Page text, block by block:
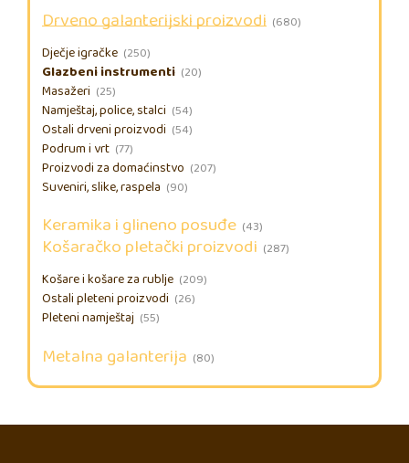
Drveno galanterijski proizvodi (680)
Dječje igračke (250)
Glazbeni instrumenti (20)
Masažeri (25)
Namještaj, police, stalci (54)
Ostali drveni proizvodi (54)
Podrum i vrt (77)
Proizvodi za domaćinstvo (207)
Suveniri, slike, raspela (90)
Keramika i glineno posuđe (43)
Košaračko pletački proizvodi (287)
Košare i košare za rublje (209)
Ostali pleteni proizvodi (26)
Pleteni namještaj (55)
Metalna galanterija (80)